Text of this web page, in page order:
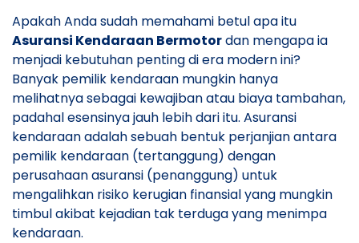
Apakah Anda sudah memahami betul apa itu
Asuransi Kendaraan Bermotordan mengapa ia
menjadi kebutuhan penting di era modern ini?
Banyak pemilik kendaraan mungkin hanya
melihatnya sebagai kewajiban atau biaya tambahan,
padahal esensinya jauh lebih dari itu. Asuransi
kendaraan adalah sebuah bentuk perjanjian antara
pemilik kendaraan (tertanggung) dengan
perusahaan asuransi (penanggung) untuk
mengalihkan risiko kerugian finansial yang mungkin
timbul akibat kejadian tak terduga yang menimpa
kendaraan.